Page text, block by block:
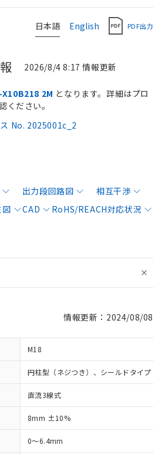
日本語 English PDF出力
2026/8/4 8:17 情報更新
No. 2025001c_2
X10B218 2M となります。詳細はプロ
ください。
出力段回路図
相互干渉
図 CAD
RoHS/REACH対応状況
情報更新：2024/08/08
M18
円柱型（ネジつき）、シールドタイプ
直流3線式
8mm ±10%
0～6.4mm